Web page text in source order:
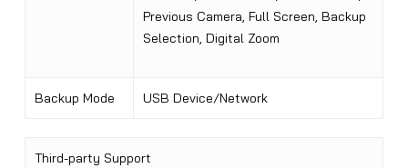
Previous Camera, Full Screen, Backup
Selection, Digital Zoom
Backup Mode USB Device/Network
Third-party Support